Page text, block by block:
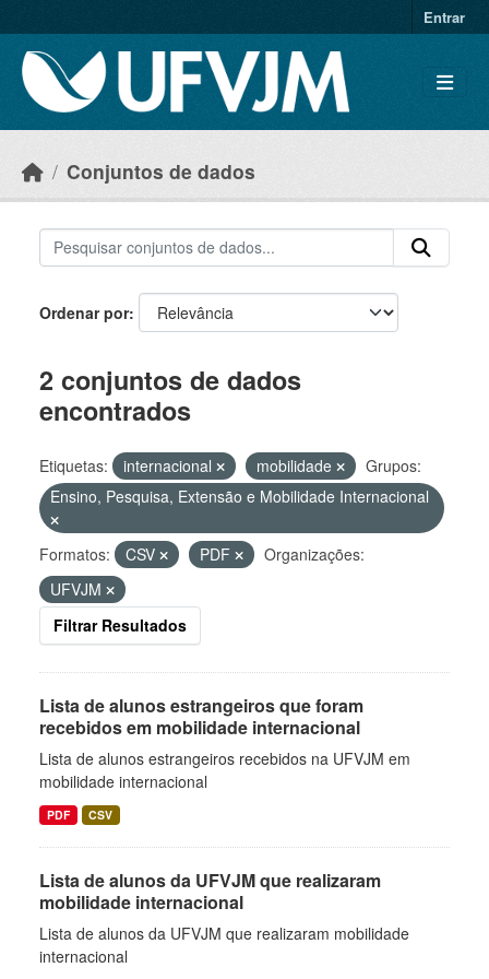
Entrar
Conjuntos de dados
Ordenar por
2 conjuntos de dados
encontrados
Etiquetas: internacional mobilidade
Grupos:
Ensino, Pesquisa, Extensão e Mobilidade Internacional
Formatos: CSV PDF
Organizações:
UFVJM
Filtrar Resultados
Lista de alunos estrangeiros que foram
recebidos em mobilidade internacional
Lista de alunos estrangeiros recebidos na UFVJM em
mobilidade internacional
PDF CSV
Lista de alunos da UFVJM que realizaram
mobilidade internacional
Lista de alunos da UFVJM que realizaram mobilidade
internacional